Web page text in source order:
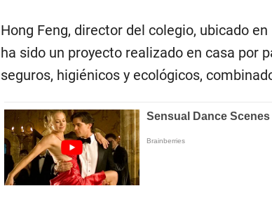
Hong Feng, director del colegio, ubicado
ha sido un proyecto realizado en casa por
seguros, higiénicos y ecológicos,